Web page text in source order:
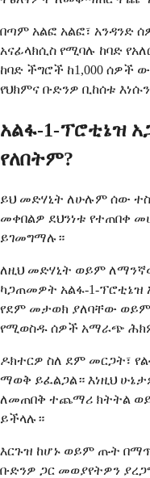
በጣም አልፎ አልፎ፣
አናፊላክሲስ የሚባሉ ከባድ
ከባድ ችግሮች ከ1,000 ሰዎች
የህክምና ቡድንዎ ቢከሰቱ
አልፋ-1-ፕሮቲኔዝ
የለበትም?
ይህ መድሃኒት ለሁሉም ሰው
መቀበልዎ ደህንነቱ የተጠበቀ
ይገመግማሉ።
ለዚህ መድሃኒት ወይም
ካጋጠመዎት አልፋ-1-
የደም መታወክ ያለባቸው
የሚወስዱ ሰዎች አማራጭ
ዶክተርዎ ስለ ደም መርጋት፣
ማወቅ ይፈልጋል። እነዚህ
ለመጠበቅ ተጨማሪ ክትትል
ይችላሉ።
እርጉዝ ከሆኑ ወይም ጡት
ቡድንዎ ጋር መወያየትዎን